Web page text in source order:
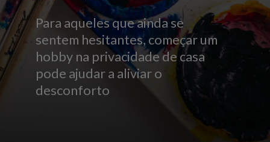
Para aqueles que ainda se
sentem hesitantes, começar um
hobby na privacidade de casa
pode ajudar a aliviar o
desconforto